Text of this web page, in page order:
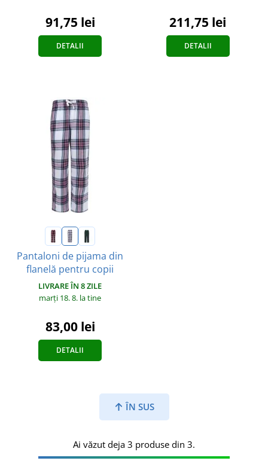
91,75 lei
DETALII
211,75 lei
DETALII
Pantaloni de pijama din
flanelă pentru copii
LIVRARE ÎN 8 ZILE
marți 18. 8. la tine
83,00 lei
DETALII
ÎN SUS
Ai văzut deja 3 produse din 3.